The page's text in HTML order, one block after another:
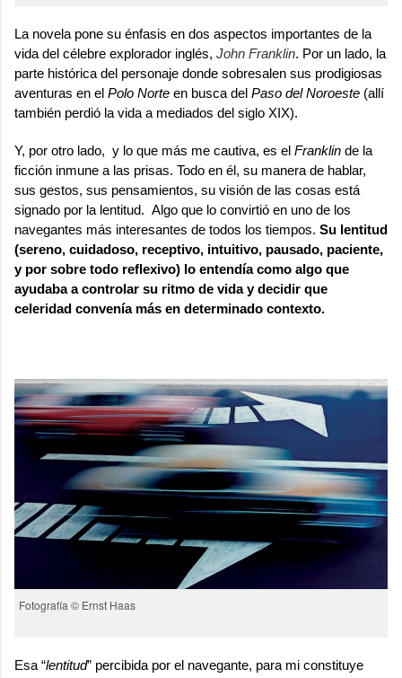
La novela pone su énfasis en dos aspectos importantes de la
vida del célebre explorador inglés, John Franklin. Por un lado, la
parte histórica del personaje donde sobresalen sus prodigiosas
aventuras en el Polo Norte en busca del Paso del Noroeste (allí
también perdió la vida a mediados del siglo XIX).
Y, por otro lado, y lo que más me cautiva, es el Franklin de la
ficción inmune a las prisas. Todo en él, su manera de hablar,
sus gestos, sus pensamientos, su visión de las cosas está
signado por la lentitud. Algo que lo convirtió en uno de los
navegantes más interesantes de todos los tiempos. Su lentitud
(sereno, cuidadoso, receptivo, intuitivo, pausado, paciente,
y por sobre todo reflexivo) lo entendía como algo que
ayudaba a controlar su ritmo de vida y decidir que
celeridad convenía más en determinado contexto.
Fotografía © Ernst Haas
Esa “lentitud” percibida por el navegante, para mi constituye